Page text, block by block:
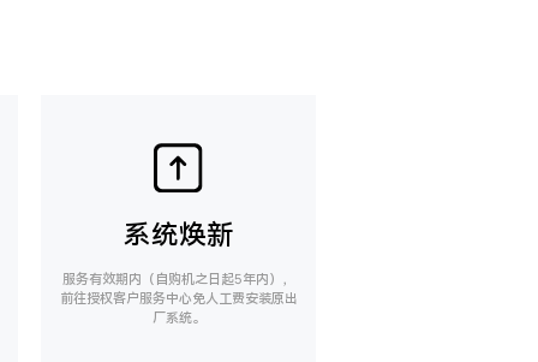
系统焕新
服务有效期内（自购机之日起5年内），
前往授权客户服务中心免人工费安装原出
厂系统。